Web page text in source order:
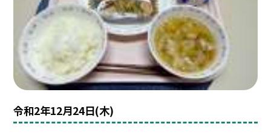
令和2年12月24日(木)